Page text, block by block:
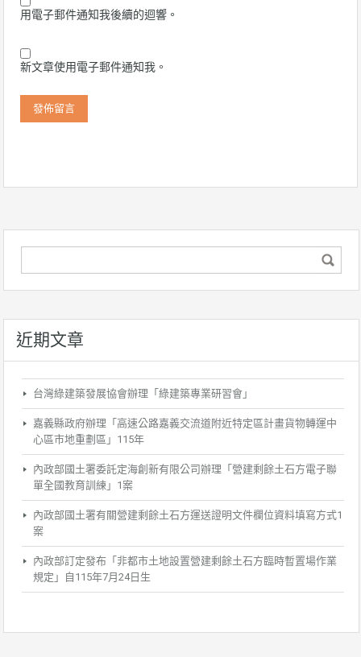
用電子郵件通知我後續的迴響。
新文章使用電子郵件通知我。
近期文章
台灣綠建築發展協會辦理「綠建築專業研習會」
嘉義縣政府辦理「高速公路嘉義交流道附近特定區計畫貨物轉運中
心區市地重劃區」115年
內政部國土署委託定海創新有限公司辦理「營建剩餘土石方電子聯
單全國教育訓練」1案
內政部國土署有關營建剩餘土石方運送證明文件欄位資料填寫方式1
案
內政部訂定發布「非都市土地設置營建剩餘土石方臨時暫置場作業
規定」自115年7月24日生